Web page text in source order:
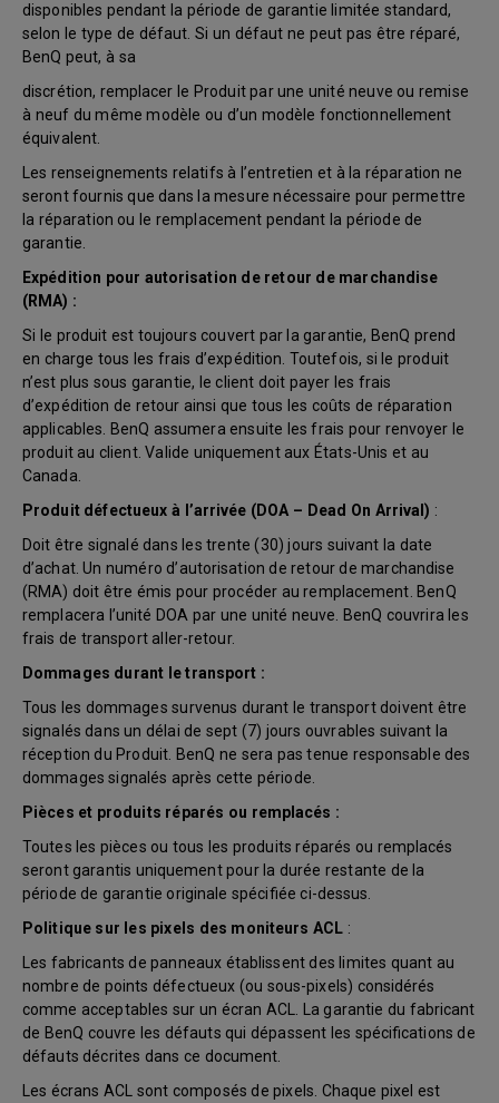
disponibles pendant la période de garantie limitée standard,
selon le type de défaut. Si un défaut ne peut pas être réparé,
BenQ peut, à sa
discrétion, remplacer le Produit par une unité neuve ou remise
à neuf du même modèle ou d’un modèle fonctionnellement
équivalent.
Les renseignements relatifs à l’entretien et à la réparation ne
seront fournis que dans la mesure nécessaire pour permettre
la réparation ou le remplacement pendant la période de
garantie.
Expédition pour autorisation de retour de marchandise
(RMA) :
Si le produit est toujours couvert par la garantie, BenQ prend
en charge tous les frais d’expédition. Toutefois, si le produit
n’est plus sous garantie, le client doit payer les frais
d’expédition de retour ainsi que tous les coûts de réparation
applicables. BenQ assumera ensuite les frais pour renvoyer le
produit au client. Valide uniquement aux États-Unis et au
Canada.
Produit défectueux à l’arrivée (DOA – Dead On Arrival) :
Doit être signalé dans les trente (30) jours suivant la date
d’achat. Un numéro d’autorisation de retour de marchandise
(RMA) doit être émis pour procéder au remplacement. BenQ
remplacera l’unité DOA par une unité neuve. BenQ couvrira les
frais de transport aller-retour.
Dommages durant le transport :
Tous les dommages survenus durant le transport doivent être
signalés dans un délai de sept (7) jours ouvrables suivant la
réception du Produit. BenQ ne sera pas tenue responsable des
dommages signalés après cette période.
Pièces et produits réparés ou remplacés :
Toutes les pièces ou tous les produits réparés ou remplacés
seront garantis uniquement pour la durée restante de la
période de garantie originale spécifiée ci-dessus.
Politique sur les pixels des moniteurs ACL :
Les fabricants de panneaux établissent des limites quant au
nombre de points défectueux (ou sous-pixels) considérés
comme acceptables sur un écran ACL. La garantie du fabricant
de BenQ couvre les défauts qui dépassent les spécifications de
défauts décrites dans ce document.
Les écrans ACL sont composés de pixels. Chaque pixel est